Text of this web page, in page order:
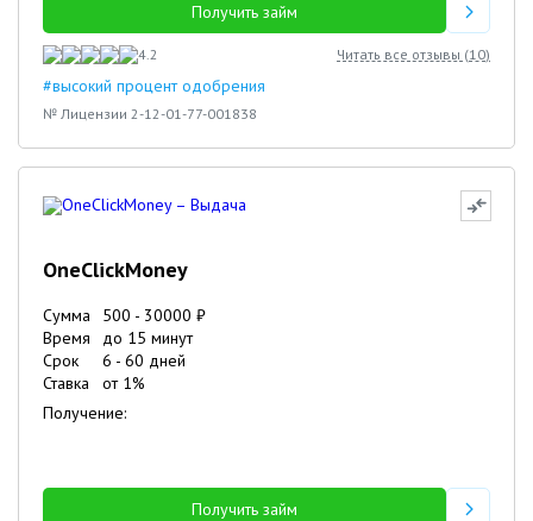
Получить займ
4.2 Читать все отзывы (10)
#высокий процент одобрения
№ Лицензии 2-12-01-77-001838
OneClickMoney
Сумма 500 - 30000 ₽
Время
до 15 минут
Срок
6 - 60 дней
Ставка
от 1%
Получение:
Получить займ